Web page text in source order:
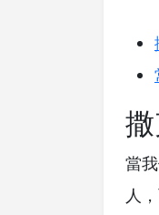
當
人